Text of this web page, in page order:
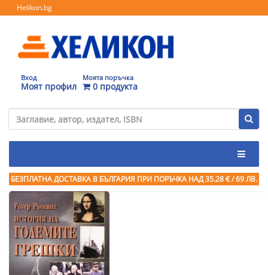
Helikon.bg
Вход
Моят профил
Моята поръчка
0 продукта
БЕЗПЛАТНА ДОСТАВКА В БЪЛГАРИЯ ПРИ ПОРЪЧКА НАД 35.28 € / 69 ЛВ.